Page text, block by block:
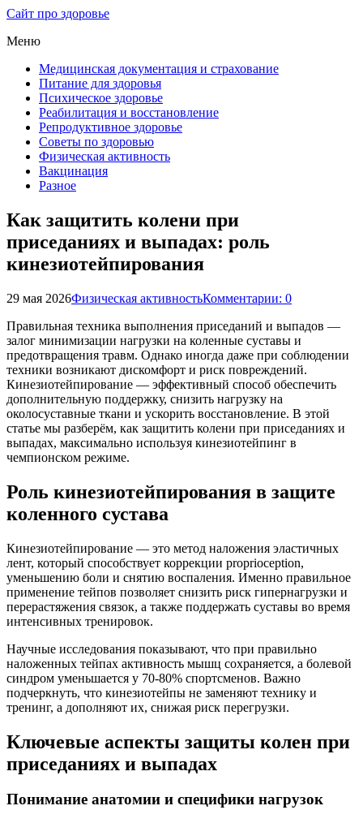
Сайт про здоровье
Меню
Медицинская документация и страхование
Питание для здоровья
Психическое здоровье
Реабилитация и восстановление
Репродуктивное здоровье
Советы по здоровью
Физическая активность
Вакцинация
Разное
Как защитить колени при
приседаниях и выпадах: роль
кинезиотейпирования
29 мая 2026Физическая активностьКомментарии: 0
Правильная техника выполнения приседаний и выпадов —
залог минимизации нагрузки на коленные суставы и
предотвращения травм. Однако иногда даже при соблюдении
техники возникают дискомфорт и риск повреждений.
Кинезиотейпирование — эффективный способ обеспечить
дополнительную поддержку, снизить нагрузку на
околосуставные ткани и ускорить восстановление. В этой
статье мы разберём, как защитить колени при приседаниях и
выпадах, максимально используя кинезиотейпинг в
чемпионском режиме.
Роль кинезиотейпирования в защите
коленного сустава
Кинезиотейпирование — это метод наложения эластичных
лент, который способствует коррекции proprioception,
уменьшению боли и снятию воспаления. Именно правильное
применение тейпов позволяет снизить риск гипернагрузки и
перерастяжения связок, а также поддержать суставы во время
интенсивных тренировок.
Научные исследования показывают, что при правильно
наложенных тейпах активность мышц сохраняется, а болевой
синдром уменьшается у 70-80% спортсменов. Важно
подчеркнуть, что кинезиотейпы не заменяют технику и
тренинг, а дополняют их, снижая риск перегрузки.
Ключевые аспекты защиты колен при
приседаниях и выпадах
Понимание анатомии и специфики нагрузок